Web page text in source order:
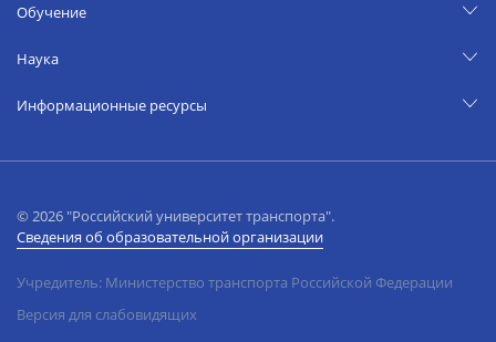
Обучение
Наука
Информационные ресурсы
© 2026 "Российский университет транспорта".
Сведения об образовательной организации
Учредитель: Министерство транспорта Российской Федерации
Версия для слабовидящих